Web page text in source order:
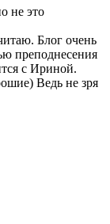
не это
Блог очень
преподнесения
с Ириной.
Ведь не зря